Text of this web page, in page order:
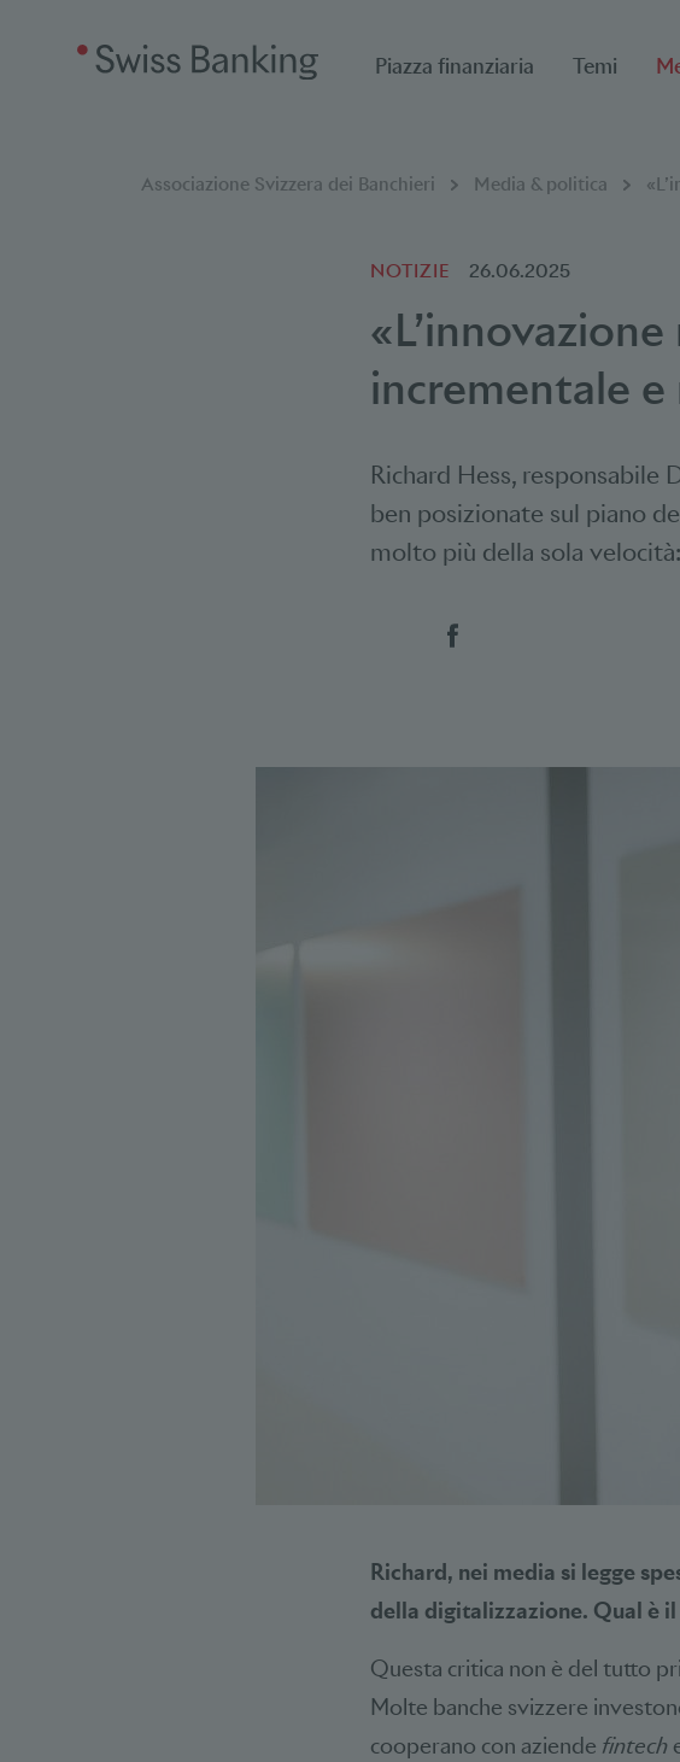
Piazza finanziaria Temi
Breadcrumb
Sei qui:
Associazione Svizzera dei Banchieri Media & politica
NOTIZIE 26.06.2025
incrementale e
Richard Hess, responsabile
ben posizionate sul piano
molto più della sola
Social
Richard, nei media si legge
della digitalizzazione. Qual è
Questa critica non è del tutto
Molte banche svizzere
cooperano con aziende fintech